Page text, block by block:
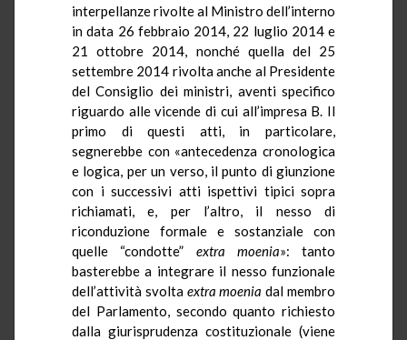
interpellanze rivolte al Ministro dell’interno
in data 26 febbraio 2014, 22 luglio 2014 e
21 ottobre 2014, nonché quella del 25
settembre 2014 rivolta anche al Presidente
del Consiglio dei ministri, aventi specifico
riguardo alle vicende di cui all’impresa B. Il
primo di questi atti, in particolare,
segnerebbe con «antecedenza cronologica
e logica, per un verso, il punto di giunzione
con i successivi atti ispettivi tipici sopra
richiamati, e, per l’altro, il nesso di
riconduzione formale e sostanziale con
quelle “condotte” extra moenia»: tanto
basterebbe a integrare il nesso funzionale
dell’attività svolta extramoenia dal membro
del Parlamento, secondo quanto richiesto
dalla giurisprudenza costituzionale (viene